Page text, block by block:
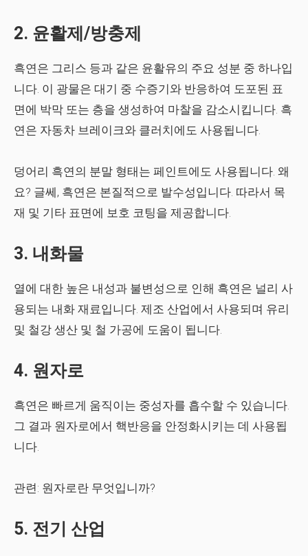
2. 윤활제/방충제
흑연은 그리스 등과 같은 윤활유의 주요 성분 중 하나입
니다. 이 광물은 대기 중 수증기와 반응하여 도포된 표
면에 박막 또는 층을 생성하여 마찰을 감소시킵니다. 흑
연은 자동차 브레이크와 클러치에도 사용됩니다.
덩어리 흑연의 분말 형태는 페인트에도 사용됩니다. 왜
요? 글쎄, 흑연은 본질적으로 발수성입니다. 따라서 목
재 및 기타 표면에 보호 코팅을 제공합니다.
3. 내화물
열에 대한 높은 내성과 불변성으로 인해 흑연은 널리 사
용되는 내화 재료입니다. 제조 산업에서 사용되며 유리
및 철강 생산 및 철 가공에 도움이 됩니다.
4. 원자로
흑연은 빠르게 움직이는 중성자를 흡수할 수 있습니다.
그 결과 원자로에서 핵반응을 안정화시키는 데 사용됩
니다.
관련: 원자로란 무엇입니까?
5. 전기 산업